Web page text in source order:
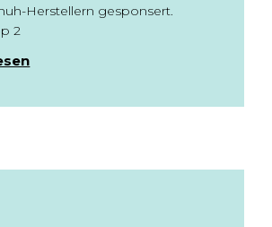
Herstellern gesponsert.
2